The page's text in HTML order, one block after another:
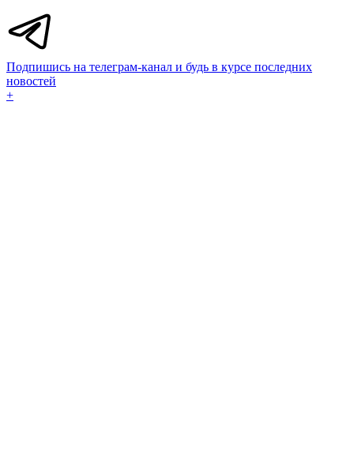
Подпишись на телеграм-канал и будь в курсе последних
новостей
+